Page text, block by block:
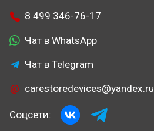
8 499 346-76-17
Чат в WhatsApp
Чат в Telegram
carestoredevices@yandex.ru
Соцсети: